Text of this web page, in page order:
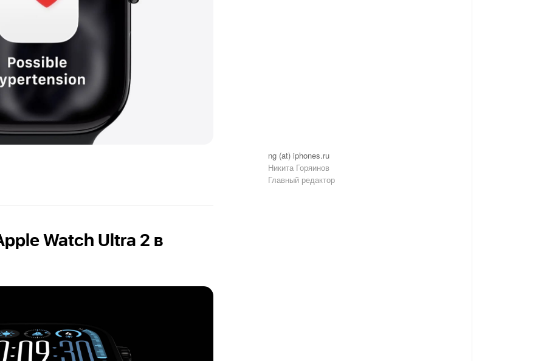
Watch Ultra 2 в
ng (at) iphones.ru
Никита Горяинов
Главный редактор